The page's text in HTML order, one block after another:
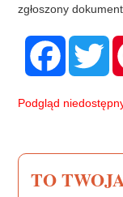
zgłoszony
F
o
T
w
e
Podgląd
TO